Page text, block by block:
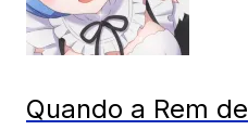
Quando a Rem de